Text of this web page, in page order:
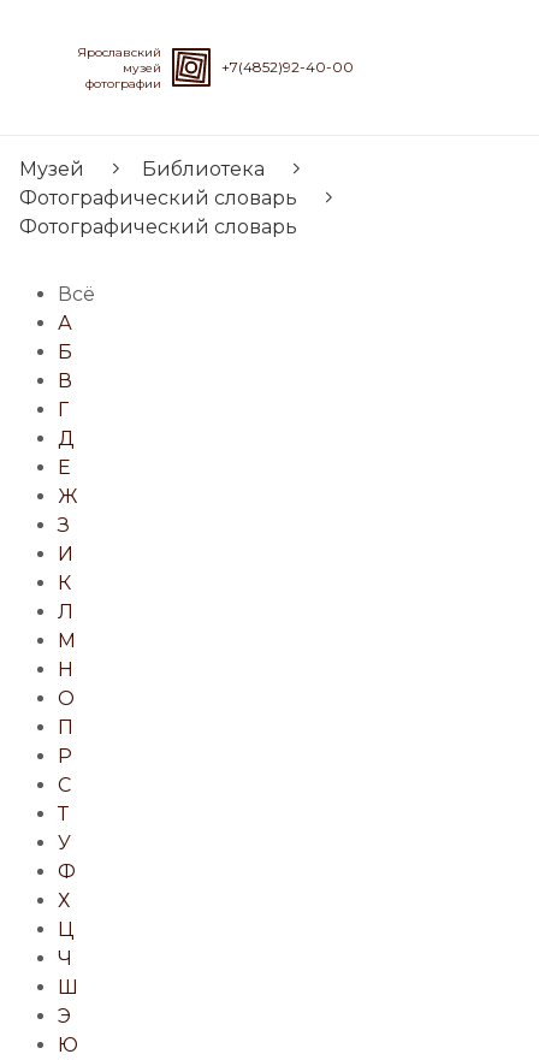
Ярославский
музей
фотографии
+7(4852)92-40-00
Музей
Библиотека
Фотографический словарь
Фотографический словарь
Всё
А
Б
В
Г
Д
Е
Ж
З
И
К
Л
М
Н
О
П
Р
С
Т
У
Ф
Х
Ц
Ч
Ш
Э
Ю